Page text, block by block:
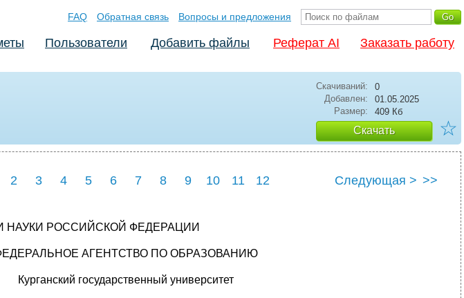
FAQ Обратная связь Вопросы и предложения
Пользователи Добавить файлы Реферат AI Заказать работу
Скачиваний:
0
Добавлен:
01.05.2025
Размер:
409 Кб
Скачать ☆
2 3 4 5 6 7 8 9 10 11 12 Следующая > >>
НАУКИ РОССИЙСКОЙ ФЕДЕРАЦИИ
АГЕНТСТВО ПО ОБРАЗОВАНИЮ
Курганский государственный университет